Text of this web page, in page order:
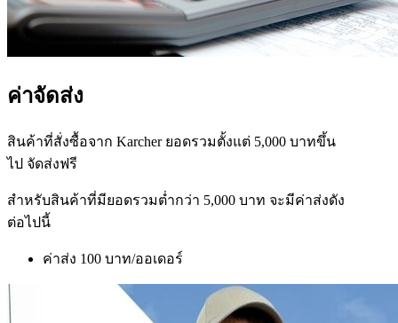
ค่าจัดส่ง
สินค้าที่สั่งซื้อจาก Karcher ยอดรวมตั้งแต่ 5,000 บาทขึ้น
ไป จัดส่งฟรี
สำหรับสินค้าที่มียอดรวมต่ำกว่า 5,000 บาท จะมีค่าส่งดัง
ต่อไปนี้
ค่าส่ง 100 บาท/ออเดอร์